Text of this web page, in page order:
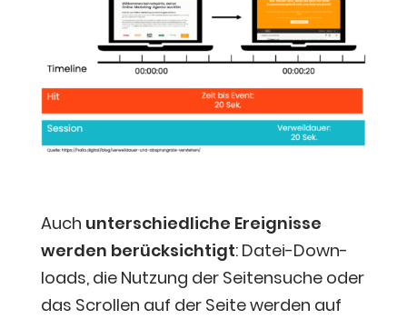
Auch unter­schied­li­che Ereig­nis­se
wer­den berück­sich­tigt: Datei-Down­
loads, die Nut­zung der Sei­ten­su­che oder
das Scrol­len auf der Sei­te wer­den auf